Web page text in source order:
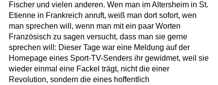
Fischer und vielen anderen. Wen man im Altersheim in St.
Etienne in Frankreich anruft, weiß man dort sofort, wen
man sprechen will, wenn man mit ein paar Worten
Französisch zu sagen versucht, dass man sie gerne
sprechen will: Dieser Tage war eine Meldung auf der
Homepage eines Sport-TV-Senders ihr gewidmet, weil sie
wieder einmal eine Fackel trägt, nicht die einer
Revolution, sondern die eines hoffentlich